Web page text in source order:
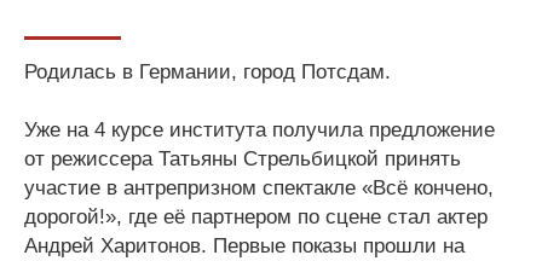
Родилась в Германии, город Потсдам.
Уже на 4 курсе института получила предложение
от режиссера Татьяны Стрельбицкой принять
участие в антрепризном спектакле «Всё кончено,
дорогой!», где её партнером по сцене стал актер
Андрей Харитонов. Первые показы прошли на